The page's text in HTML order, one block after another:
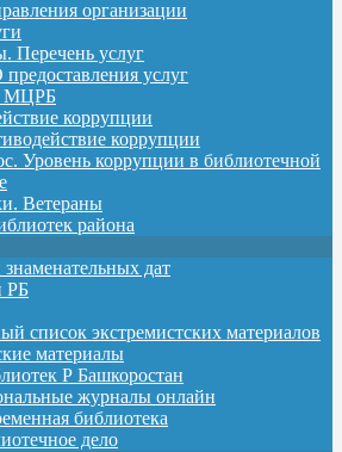
организации
Перечень услуг
услуг
МЦРБ
коррупции
коррупции
Уровень коррупции в библиотечной
Ветераны
района
дат
РБ
список экстремистских материалов
материалы
Р Башкоростан
журналы онлайн
библиотека
дело